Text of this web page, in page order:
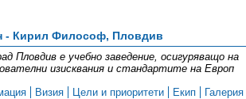
- Кирил Философ, Пловдив
Пловдив е учебно заведение, осигуряващо на
изисквания и стандартите на Европ
Визия Цели и приоритети Екип Галерия